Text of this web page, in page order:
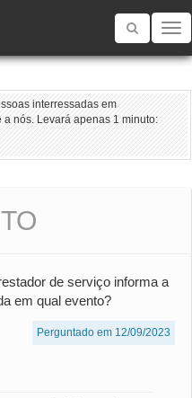
Toggle
interressadas em
nós. Levará apenas 1 minuto:
de serviço informa a
em qual evento?
Perguntado em 12/09/2023